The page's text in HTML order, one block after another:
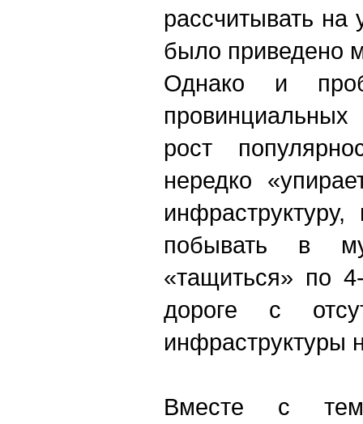
рассчитывать на
было приведено
Однако и
рост
нередко
побывать в
«тащиться» по
дороге с
инфраструктуры
Вместе с